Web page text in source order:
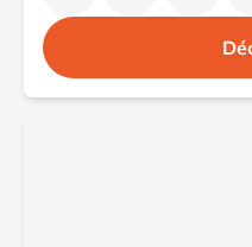
Camping La Grande
Camping Marseillan-
Camping Montpellier
Camping Palavas-les-